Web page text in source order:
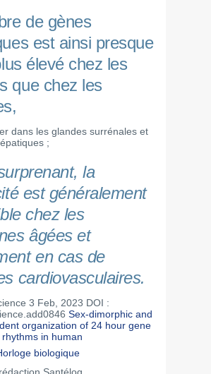
de gènes
est ainsi presque
élevé chez les
que chez les
dans les glandes surrénales et
;
la
est généralement
chez les
âgées et
en cas de
cardiovasculaires.
3 Feb, 2023 DOI :
Sex-dimorphic and
organization of 24 hour gene
in human
biologique
Santélog